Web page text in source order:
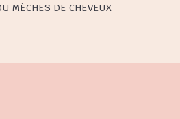
MÈCHES DE CHEVEUX